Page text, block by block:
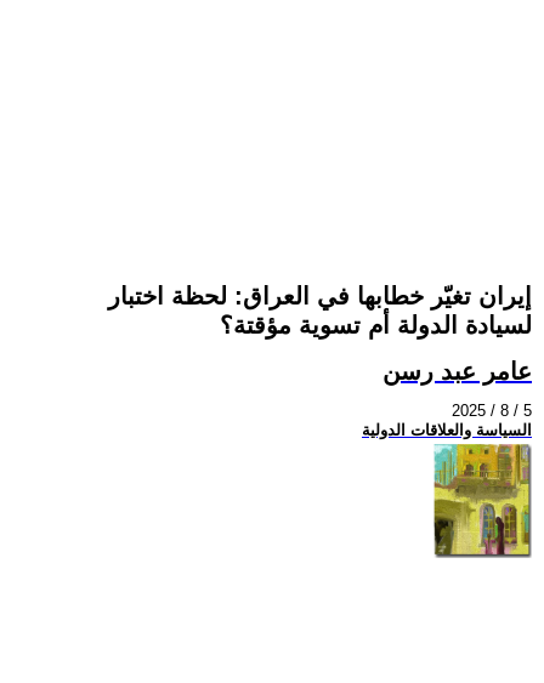
إيران تغيّر خطابها في العراق: لحظة اختبار
لسيادة الدولة أم تسوية مؤقتة؟
عامر عبد رسن
2025 / 8 / 5
السياسة والعلاقات الدولية